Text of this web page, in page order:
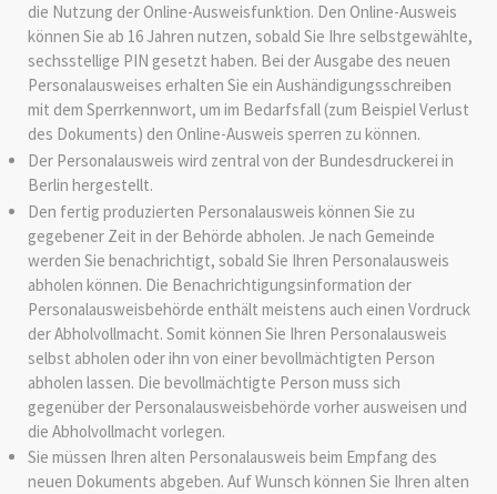
die Nutzung der Online-Ausweisfunktion. Den Online-Ausweis
können Sie ab 16 Jahren nutzen, sobald Sie Ihre selbstgewählte,
sechsstellige PIN gesetzt haben. Bei der Ausgabe des neuen
Personalausweises erhalten Sie ein Aushändigungsschreiben
mit dem Sperrkennwort, um im Bedarfsfall (zum Beispiel Verlust
des Dokuments) den Online-Ausweis sperren zu können.
Der Personalausweis wird zentral von der Bundesdruckerei in
Berlin hergestellt.
Den fertig produzierten Personalausweis können Sie zu
gegebener Zeit in der Behörde abholen. Je nach Gemeinde
werden Sie benachrichtigt, sobald Sie Ihren Personalausweis
abholen können. Die Benachrichtigungsinformation der
Personalausweisbehörde enthält meistens auch einen Vordruck
der Abholvollmacht. Somit können Sie Ihren Personalausweis
selbst abholen oder ihn von einer bevollmächtigten Person
abholen lassen. Die bevollmächtigte Person muss sich
gegenüber der Personalausweisbehörde vorher ausweisen und
die Abholvollmacht vorlegen.
Sie müssen Ihren alten Personalausweis beim Empfang des
neuen Dokuments abgeben. Auf Wunsch können Sie Ihren alten